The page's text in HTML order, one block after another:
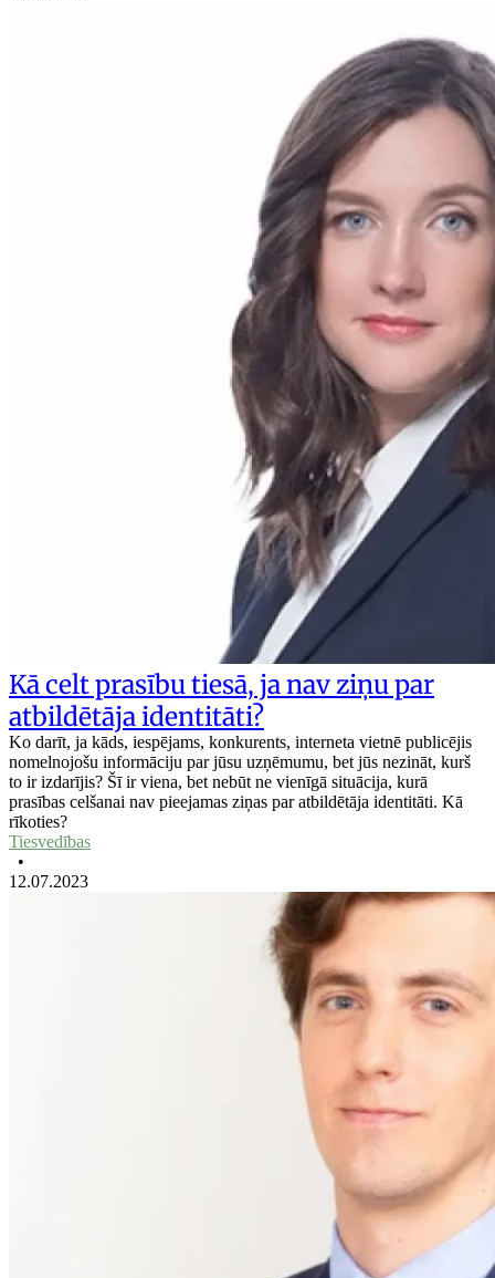
Kā celt prasību tiesā, ja nav ziņu par
atbildētāja identitāti?
Ko darīt, ja kāds, iespējams, konkurents, interneta vietnē publicējis
nomelnojošu informāciju par jūsu uzņēmumu, bet jūs nezināt, kurš
to ir izdarījis? Šī ir viena, bet nebūt ne vienīgā situācija, kurā
prasības celšanai nav pieejamas ziņas par atbildētāja identitāti. Kā
rīkoties?
Tiesvedības
•
12.07.2023